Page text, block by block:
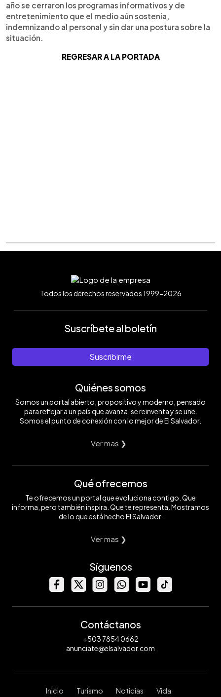
año se cerraron los programas informativos y de
entretenimiento que el medio aún sostenia,
indemnizando al personal y sin dar una postura sobre la
situación.
REGRESAR A LA PORTADA
Todos los derechos reservados 1999-2026
Suscríbete al boletín
Suscribirme
Quiénes somos
Somos un portal abierto, propositivo y moderno, pensado
para reflejar a un país que avanza, se reinventa y se une.
Somos el punto de conexión con lo mejor de El Salvador.
Ver mas ❯
Qué ofrecemos
Te ofrecemos un portal que evoluciona contigo. Que
informa, pero también inspira. Que te representa. Mostramos
de lo que está hecho El Salvador.
Ver mas ❯
Síguenos
Contáctanos
+503 7854 0662
anunciate@elsalvador.com
Inicio Turismo Noticias Vida